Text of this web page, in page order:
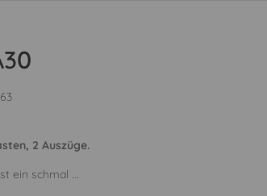
2 Auszüge.
ein schmal ...